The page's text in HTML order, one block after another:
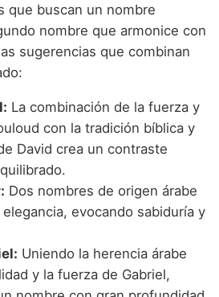
que buscan un nombre
nombre que armonice con
sugerencias que combinan
La combinación de la fuerza y
con la tradición bíblica y
David crea un contraste
Dos nombres de origen árabe
evocando sabiduría y
Uniendo la herencia árabe
y la fuerza de Gabriel,